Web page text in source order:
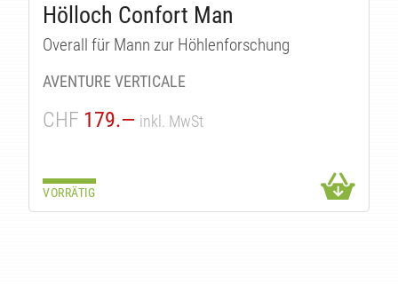
Hölloch Confort Man
Overall für Mann zur Höhlenforschung
AVENTURE VERTICALE
CHF 179.— inkl. MwSt
VORRÄTIG